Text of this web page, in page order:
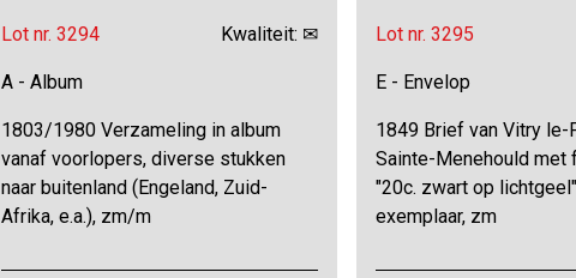
Lot nr. 3294 Kwaliteit: ✉
A - Album
1803/1980 Verzameling in album
vanaf voorlopers, diverse stukken
naar buitenland (Engeland, Zuid-
Afrika, e.a.), zm/m
Lot nr. 3295
E - Envelop
1849 Brief van Vitry le-
Sainte-Menehould met
"20c. zwart op
exemplaar, zm